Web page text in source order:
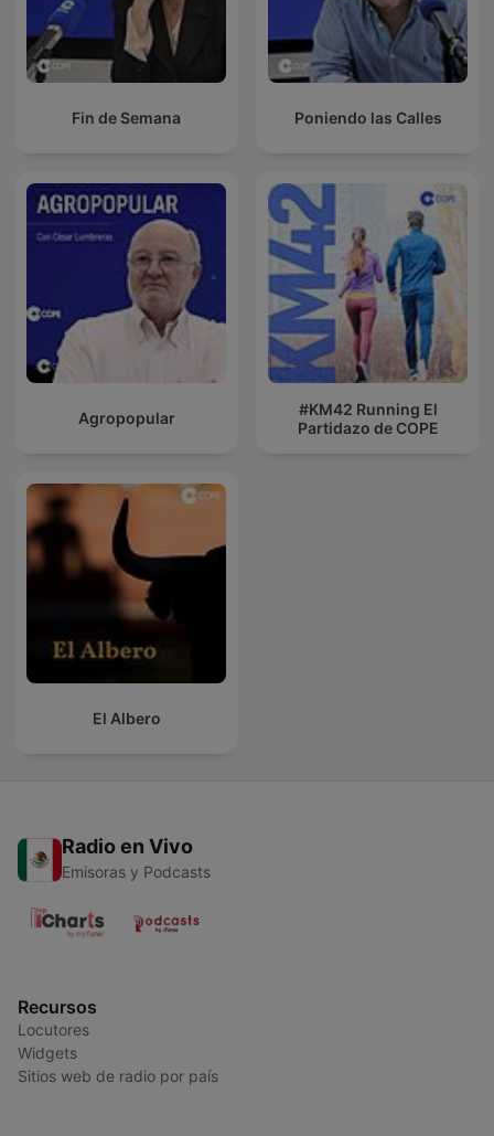
Fin de Semana Poniendo las Calles
Agropopular
#KM42 Running El
Partidazo de COPE
El Albero
Radio en Vivo
Emisoras y Podcasts
Recursos
Locutores
Widgets
Sitios web de radio por país